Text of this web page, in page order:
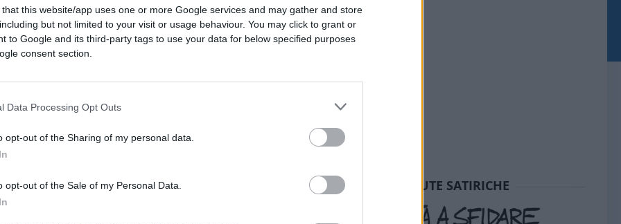
that this website/app uses one or more Google services and may gather and store
but not limited to your visit or usage behaviour. You may click to grant or
to Google and its third-party tags to use your data for below specified purposes
consent section.
Data Processing Opt Outs
opt-out of the Sharing of my personal data.
opt-out of the Sale of my Personal Data.
su Google
intervenuta la guerra ucraina, la
gli auspici degli angloamericani.
SEDUTE SATIRICHE